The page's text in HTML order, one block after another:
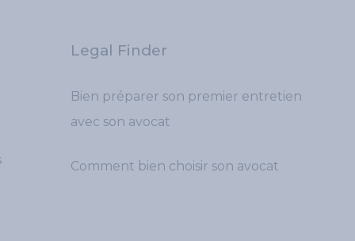
Legal Finder
Bien préparer son premier entretien
avec son avocat
Comment bien choisir son avocat